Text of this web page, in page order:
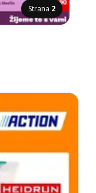
Strana 2